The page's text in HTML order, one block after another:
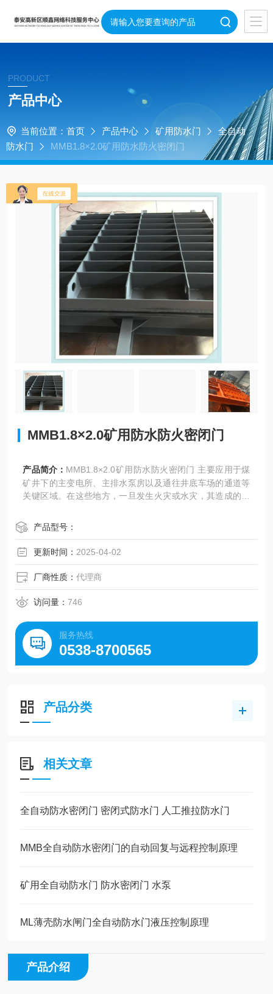
PRODUCT
产品中心
当前位置： 首页 产品中心 矿用防水门
全自动
防水门
MMB1.8×2.0矿用防水防火密闭门
MMB1.8×2.0矿用防水防火密闭门
产品简介： MMB1.8×2.0矿用防水防火密闭门 主要应用于煤
矿井下的主变电所、主排水泵房以及通往井底车场的通道等
关键区域。在这些地方，一旦发生火灾或水灾，其造成的后
线，能够在关键时刻发挥作用，保障矿井的安全。
产品型号：
更新时间： 2025-04-02
厂商性质：代理商
访问量：746
服务热线
0538-8700565
产品分类
相关文章
全自动防水密闭门 密闭式防水门 人工推拉防水门
MMB全自动防水密闭门的自动回复与远程控制原理
矿用全自动防水门 防水密闭门 水泵
ML薄壳防水闸门全自动防水门液压控制原理
产品介绍